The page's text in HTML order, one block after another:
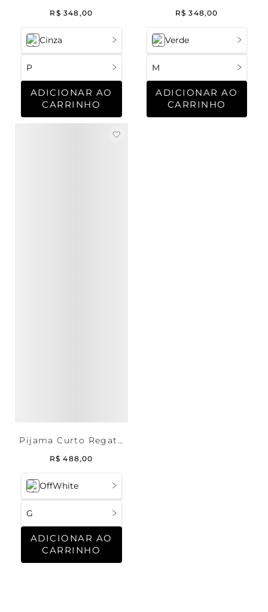
Cinza
P
ADICIONAR AO
CARRINHO
R$ 348,00
Verde
M
ADICIONAR AO
CARRINHO
R$ 348,00
OffWhite
G
ADICIONAR AO
CARRINHO
Pijama Curto Regata
R$ 488,00